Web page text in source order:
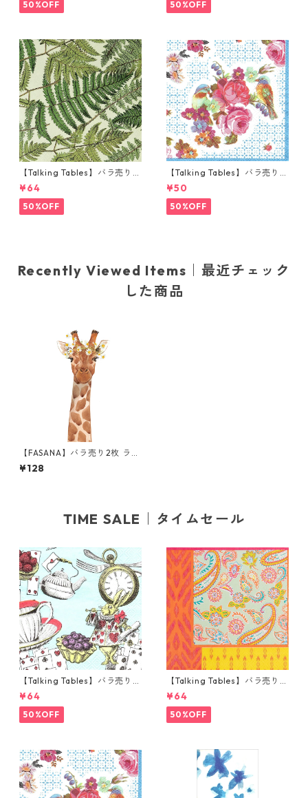
50%OFF 50%OFF
【Talking Tables】バラ売り1
枚 ランチサイズ ペーパーナプ
キン FERN グリーン
¥64
50%OFF
【Talking Tables】バラ売り1
枚 ポケットサイズ ペーパーナ
プキン TRULY ブルー
¥50
50%OFF
Recently Viewed Items｜最近チェック
した商品
【FASANA】バラ売り2枚 ラン
チサイズ ペーパーナプキン M
s Africa ホワイト
¥128
TIME SALE｜タイムセール
【Talking Tables】バラ売り1
枚 カクテルサイズ ペーパーナ
プキン Alice in Wonderland
ブルー
¥64
50%OFF
【Talking Tables】バラ売り1
枚 ランチサイズ ペーパーナプ
キン Paisley Print Boho オレ
ンジ
¥64
50%OFF